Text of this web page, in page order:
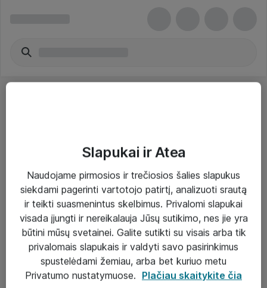
Paslaugos
Sprendimai
Įgyvendinti projektai
Atea ekspertų patarimai verslui
Slapukai ir Atea
Naudojame pirmosios ir trečiosios šalies slapukus
siekdami pagerinti vartotojo patirtį, analizuoti srautą
ir teikti suasmenintus skelbimus. Privalomi slapukai
visada įjungti ir nereikalauja Jūsų sutikimo, nes jie yra
būtini mūsų svetainei. Galite sutikti su visais arba tik
privalomais slapukais ir valdyti savo pasirinkimus
spustelėdami žemiau, arba bet kuriuo metu
Privatumo nustatymuose. Plačiau skaitykite čia